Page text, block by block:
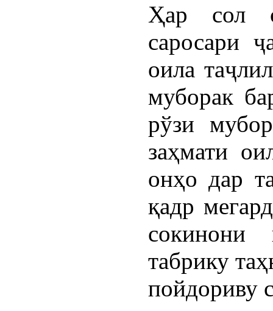
Ҳар сол
саросари
оила
муборак
рўзи
заҳмати
онҳо дар
қадр
табрику
пойдориву